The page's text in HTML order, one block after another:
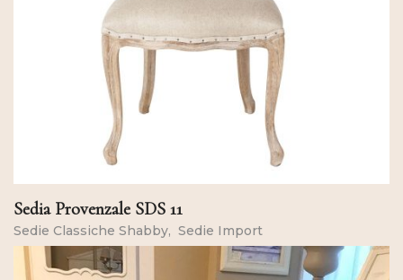
Sedia Provenzale SDS 11
Sedie Classiche Shabby Sedie Import